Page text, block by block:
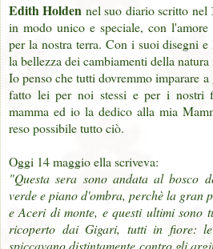
Edith Holden nel suo diario scritto nel
in modo unico e speciale, con
per la nostra terra. Con i suoi disegni
la bellezza dei cambiamenti della
Io penso che tutti dovremmo imparare
fatto lei per noi stessi e per i nostri
mamma ed io la dedico alla mia
reso possibile tutto ciò.
Oggi 14 maggio ella scriveva:
"Questa sera sono andata al bosco
verde e piano d'ombra, perchè la gran
e Aceri di monte, e questi ultimi sono
ricoperto dai Gigari, tutti in fiore: